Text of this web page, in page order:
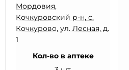
Мордовия,
Кочкуровский р-н, с.
Кочкурово, ул. Лесная, д.
1
Кол-во в аптеке